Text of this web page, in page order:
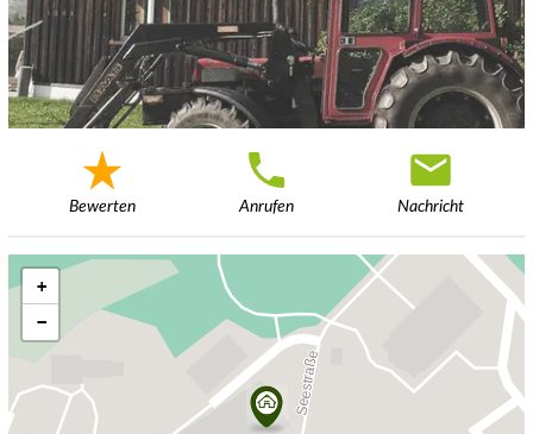
Bewerten Anrufen Nachricht
+
−